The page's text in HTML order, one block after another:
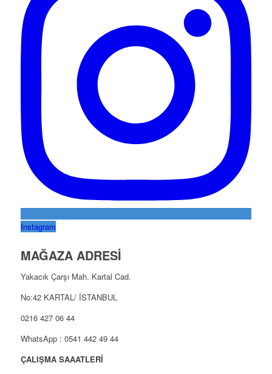
Instagram
MAĞAZA ADRESİ
Yakacık Çarşı Mah. Kartal Cad.
No:42 KARTAL/ İSTANBUL
0216 427 06 44
WhatsApp : 0541 442 49 44
ÇALIŞMA SAAATLERİ